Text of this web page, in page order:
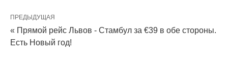
ПРЕДЫДУЩАЯ
« Прямой рейс Львов - Стамбул за €39 в обе стороны.
Есть Новый год!